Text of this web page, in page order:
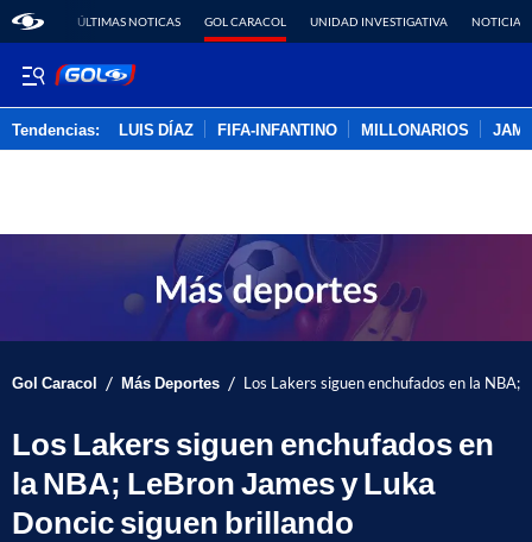
ÚLTIMAS NOTICAS GOL CARACOL UNIDAD INVESTIGATIVA NOTICIAS
Tendencias: LUIS DÍAZ FIFA-INFANTINO MILLONARIOS
Gol Caracol / Más Deportes / Los Lakers siguen enchufados en la NBA;
Los Lakers siguen enchufados en
la NBA; LeBron James y Luka
Doncic siguen brillando